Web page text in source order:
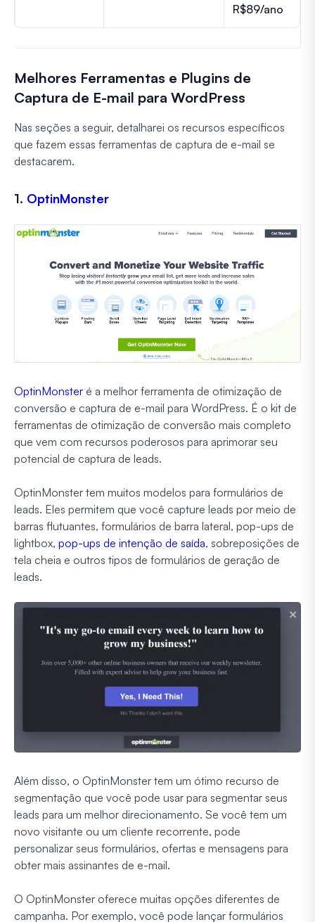
R$89/ano
Melhores Ferramentas e Plugins de
Captura de E-mail para WordPress
Nas seções a seguir, detalharei os recursos específicos
que fazem essas ferramentas de captura de e-mail se
destacarem.
1. OptinMonster
OptinMonster é a melhor ferramenta de otimização de
conversão e captura de e-mail para WordPress. É o kit de
ferramentas de otimização de conversão mais completo
que vem com recursos poderosos para aprimorar seu
potencial de captura de leads.
OptinMonster tem muitos modelos para formulários de
leads. Eles permitem que você capture leads por meio de
barras flutuantes, formulários de barra lateral, pop-ups de
lightbox, pop-ups de intenção de saída, sobreposições de
tela cheia e outros tipos de formulários de geração de
leads.
Além disso, o OptinMonster tem um ótimo recurso de
segmentação que você pode usar para segmentar seus
leads para um melhor direcionamento. Se você tem um
novo visitante ou um cliente recorrente, pode
personalizar seus formulários, ofertas e mensagens para
obter mais assinantes de e-mail.
O OptinMonster oferece muitas opções diferentes de
campanha. Por exemplo, você pode lançar formulários